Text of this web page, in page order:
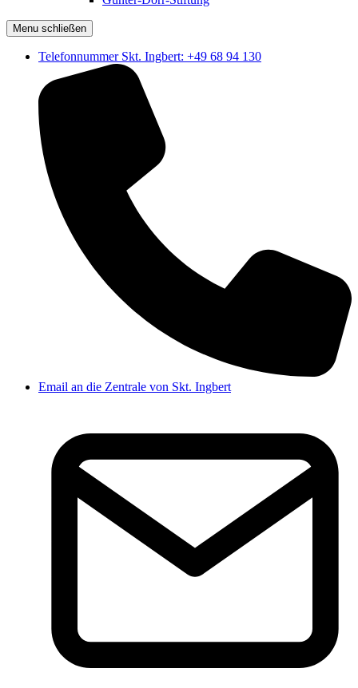
Menu schließen
Telefonnummer Skt. Ingbert: +49 68 94 130
Email an die Zentrale von Skt. Ingbert